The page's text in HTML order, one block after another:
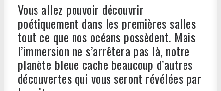
Vous allez pouvoir découvrir
poétiquement dans les premières salles
tout ce que nos océans possèdent. Mais
l’immersion ne s’arrêtera pas là, notre
planète bleue cache beaucoup d’autres
découvertes qui vous seront révélées par